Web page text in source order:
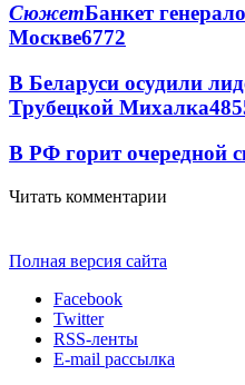
СюжетБанкет
Москве6772
В Беларуси осудили
Трубецкой Михалка
В РФ горит очередной
Читать комментарии
Полная версия сайта
Facebook
Twitter
RSS-ленты
E-mail рассылка